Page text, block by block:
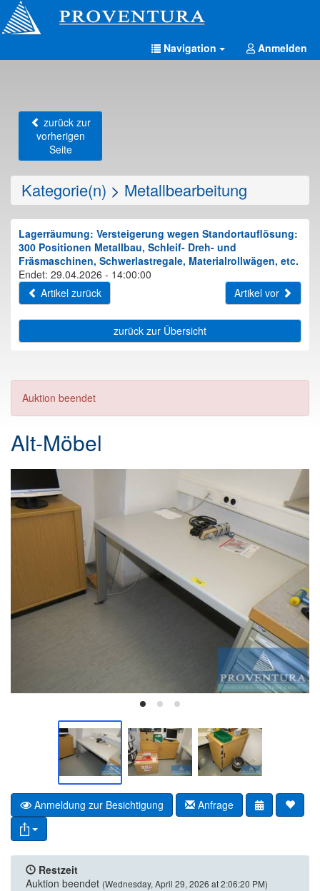
Navigation Anmelden
zurück zur
vorherigen
Seite
Kategorie(n) > Metallbearbeitung
Lagerräumung: Versteigerung wegen Standortauflösung:
300 Positionen Metallbau, Schleif- Dreh- und
Fräsmaschinen, Schwerlastregale, Materialrollwägen, etc.
Endet: 29.04.2026 - 14:00:00
Artikel zurück
Artikel vor
zurück zur Übersicht
Auktion beendet
Alt-Möbel
Anmeldung zur Besichtigung Anfrage
Restzeit
Auktion beendet (Wednesday, April 29, 2026 at 2:06:20 PM)